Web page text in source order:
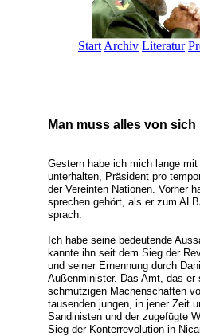
Start Archiv Literatur
Man muss alles von
Gestern habe ich mich lange mit
unterhalten, Präsident pro
der Vereinten Nationen. Vorher
sprechen gehört, als er zum
sprach.
Ich habe seine bedeutende
kannte ihn seit dem Sieg der
und seiner Ernennung durch
Außenminister. Das Amt, das er
schmutzigen Machenschaften
tausenden jungen, in jener Zeit
Sandinisten und der zugefügte
Sieg der Konterrevolution in